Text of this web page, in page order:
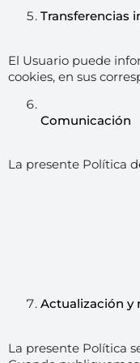
Transferencias
El Usuario puede
cookies, en sus
Comunicación
La presente Política
Actualización y
La presente Política